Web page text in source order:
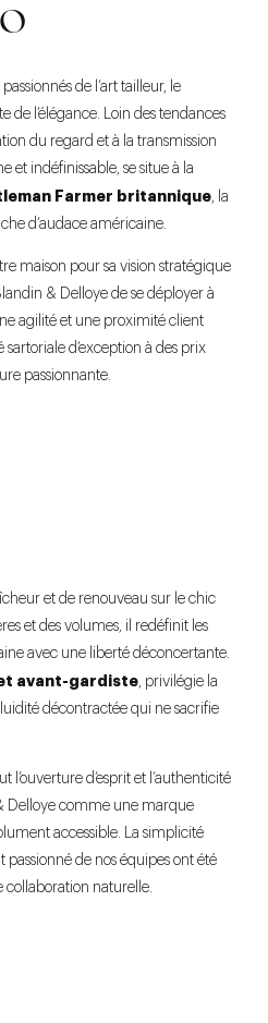
de l’art tailleur, le
de l’élégance. Loin des tendances
du regard et à la transmission
et indéfinissable, se situe à la
Farmer britannique, la
d’audace américaine.
maison pour sa vision stratégique
& Delloye de se déployer à
agilité et une proximité client
d’exception à des prix
passionnante.
et de renouveau sur le chic
et des volumes, il redéfinit les
avec une liberté déconcertante.
avant-gardiste, privilégie la
décontractée qui ne sacrifie
l’ouverture d’esprit et l’authenticité
Delloye comme une marque
accessible. La simplicité
passionné de nos équipes ont été
collaboration naturelle.